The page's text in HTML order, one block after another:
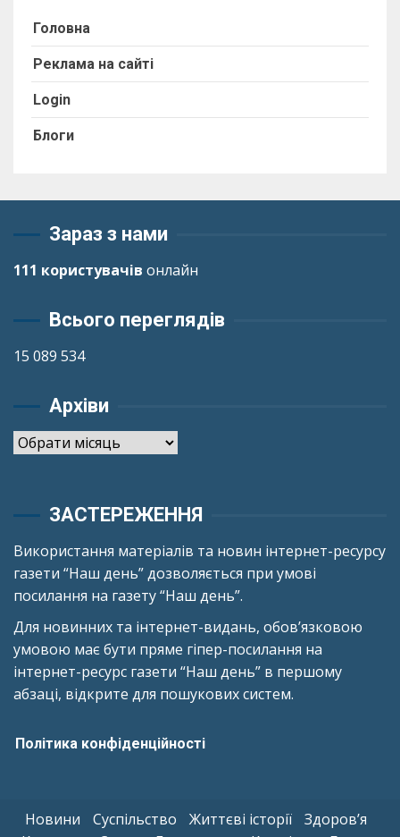
Головна
Реклама на сайті
Login
Блоги
Зараз з нами
111 користувачів онлайн
Всього переглядів
15 089 534
Архіви
Архіви
ЗАСТЕРЕЖЕННЯ
Використання матеріалів та новин інтернет-ресурсу
газети “Наш день” дозволяється при умові
посилання на газету “Наш день”.
Для новинних та інтернет-видань, обов’язковою
умовою має бути пряме гіпер-посилання на
інтернет-ресурс газети “Наш день” в першому
абзаці, відкрите для пошукових систем.
Політика конфіденційності
Новини Суспільство Життєві історії
Здоров’я